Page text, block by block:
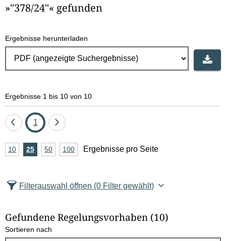
»"378/24"« gefunden
Ergebnisse herunterladen
Ergebnisse 1 bis 10 von 10
Eine
zurück
Seite
1
Eine
vor
A
z
l
E
10Ergebnisse
25Ergebnisse
50Ergebnisse
100Ergebnisse
Ergebnisse pro Seite
Filterauswahl öffnen (0 Filter gewählt)
Gefundene Regelungsvorhaben (10)
Sortieren nach